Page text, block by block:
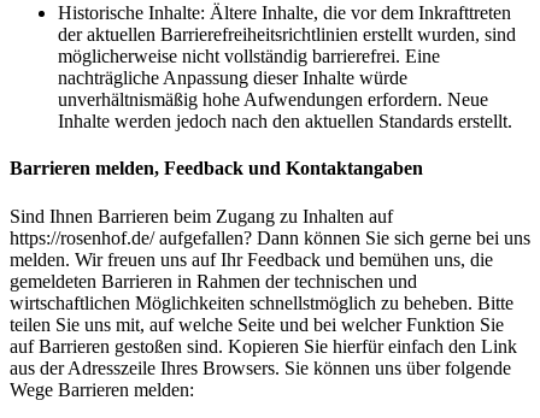
Historische Inhalte: Ältere Inhalte, die vor dem Inkrafttreten
der aktuellen Barrierefreiheitsrichtlinien erstellt wurden, sind
möglicherweise nicht vollständig barrierefrei. Eine
nachträgliche Anpassung dieser Inhalte würde
unverhältnismäßig hohe Aufwendungen erfordern. Neue
Inhalte werden jedoch nach den aktuellen Standards erstellt.
Barrieren melden, Feedback und Kontaktangaben
Sind Ihnen Barrieren beim Zugang zu Inhalten auf
https://rosenhof.de/ aufgefallen? Dann können Sie sich gerne bei uns
melden. Wir freuen uns auf Ihr Feedback und bemühen uns, die
gemeldeten Barrieren in Rahmen der technischen und
wirtschaftlichen Möglichkeiten schnellstmöglich zu beheben. Bitte
teilen Sie uns mit, auf welche Seite und bei welcher Funktion Sie
auf Barrieren gestoßen sind. Kopieren Sie hierfür einfach den Link
aus der Adresszeile Ihres Browsers. Sie können uns über folgende
Wege Barrieren melden: